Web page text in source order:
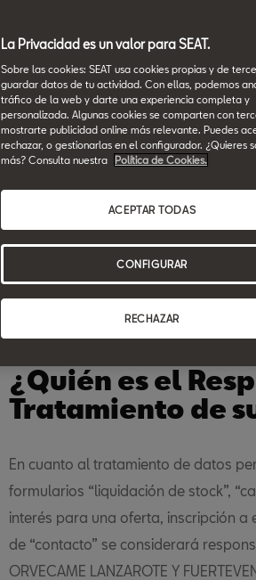
Introducción
Mediante la presente Política de
tratamiento y uso de sus datos
web, así como respecto al resto de
el responsable del tratamiento en
¿Quién es el
Tratamiento de
En cuanto al tratamiento de datos
formularios “liquidación de stock”,
interés para una oferta, inscripción a
de “contacto” se considerará
ORVECAME LANZAROTE Y
La Privacidad es un valor para SEAT.
Sobre las cookies: SEAT usa cookies propias y de
guardar datos de tu actividad. Con ellas, podemos
tráfico de la web y darte una experiencia completa y
personalizada. Algunas cookies se comparten con
mostrarte publicidad online más relevante. Puedes
rechazar, o gestionarlas en el configurador. ¿Quieres
más? Consulta nuestra
Política de Cookies.
RECHAZAR
ACEPTAR TODAS
CONFIGURAR